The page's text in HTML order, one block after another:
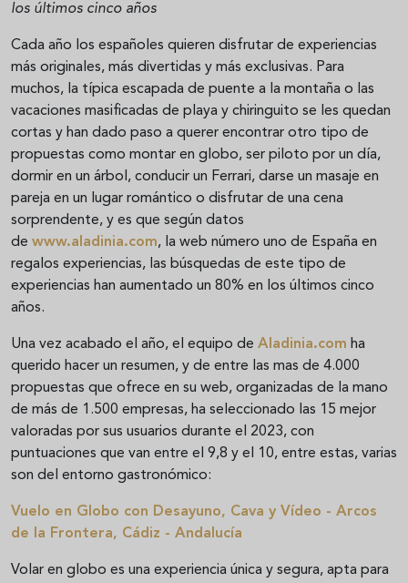
los últimos cinco años
Cada año los españoles quieren disfrutar de experiencias
más originales, más divertidas y más exclusivas. Para
muchos, la típica escapada de puente a la montaña o las
vacaciones masificadas de playa y chiringuito se les quedan
cortas y han dado paso a querer encontrar otro tipo de
propuestas como montar en globo, ser piloto por un día,
dormir en un árbol, conducir un Ferrari, darse un masaje en
pareja en un lugar romántico o disfrutar de una cena
sorprendente, y es que según datos
de www.aladinia.com, la web número uno de España en
regalos experiencias, las búsquedas de este tipo de
experiencias han aumentado un 80% en los últimos cinco
años.
Una vez acabado el año, el equipo de Aladinia.com ha
querido hacer un resumen, y de entre las mas de 4.000
propuestas que ofrece en su web, organizadas de la mano
de más de 1.500 empresas, ha seleccionado las 15 mejor
valoradas por sus usuarios durante el 2023, con
puntuaciones que van entre el 9,8 y el 10, entre estas, varias
son del entorno gastronómico:
Vuelo en Globo con Desayuno, Cava y Vídeo - Arcos
de la Frontera, Cádiz - Andalucía
Volar en globo es una experiencia única y segura, apta para